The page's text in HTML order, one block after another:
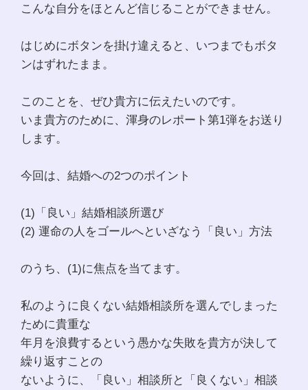
こんな自分をほとんど信じることができません。
はじめにボタンを掛け違えると、いつまでもボタ
ンはずれたまま。
このことを、ぜひ貴方に伝えたいのです。
いま貴方のために、渾身のレポート第1弾をお送り
します。
今回は、結婚への2つのポイント
(1)「良い」結婚相談所選び
(2) 運命の人をゴールへといざなう「良い」方法
のうち、(1)に焦点を当てます。
私のように良くない結婚相談所を選んでしまった
ために貴重な
年月を浪費するという愚かな失敗を貴方が決して
繰り返すことの
ないように、「良い」相談所と「良くない」相談